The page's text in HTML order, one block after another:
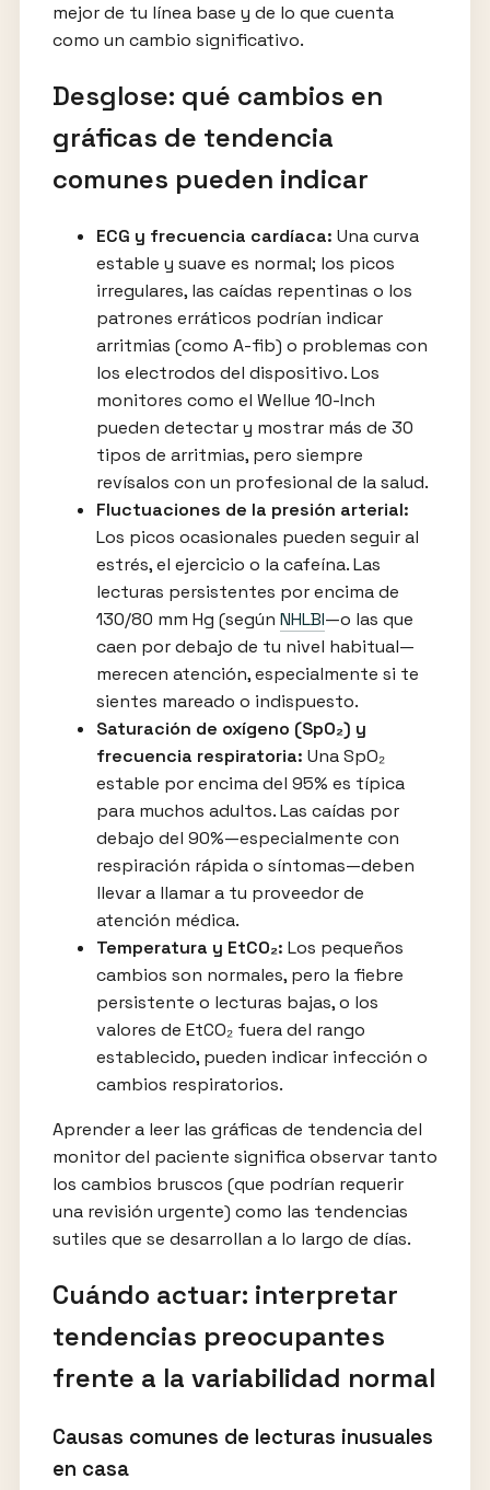
mejor de tu línea base y de lo que cuenta
como un cambio significativo.
Desglose: qué cambios en
gráficas de tendencia
comunes pueden indicar
ECG y frecuencia cardíaca: Una curva
estable y suave es normal; los picos
irregulares, las caídas repentinas o los
patrones erráticos podrían indicar
arritmias (como A-fib) o problemas con
los electrodos del dispositivo. Los
monitores como el Wellue 10-Inch
pueden detectar y mostrar más de 30
tipos de arritmias, pero siempre
revísalos con un profesional de la salud.
Fluctuaciones de la presión arterial:
Los picos ocasionales pueden seguir al
estrés, el ejercicio o la cafeína. Las
lecturas persistentes por encima de
130/80 mm Hg (según NHLBI—o las que
caen por debajo de tu nivel habitual—
merecen atención, especialmente si te
sientes mareado o indispuesto.
Saturación de oxígeno (SpO₂) y
frecuencia respiratoria: Una SpO₂
estable por encima del 95% es típica
para muchos adultos. Las caídas por
debajo del 90%—especialmente con
respiración rápida o síntomas—deben
llevar a llamar a tu proveedor de
atención médica.
Temperatura y EtCO₂: Los pequeños
cambios son normales, pero la fiebre
persistente o lecturas bajas, o los
valores de EtCO₂ fuera del rango
establecido, pueden indicar infección o
cambios respiratorios.
Aprender a leer las gráficas de tendencia del
monitor del paciente significa observar tanto
los cambios bruscos (que podrían requerir
una revisión urgente) como las tendencias
sutiles que se desarrollan a lo largo de días.
Cuándo actuar: interpretar
tendencias preocupantes
frente a la variabilidad normal
Causas comunes de lecturas inusuales
en casa